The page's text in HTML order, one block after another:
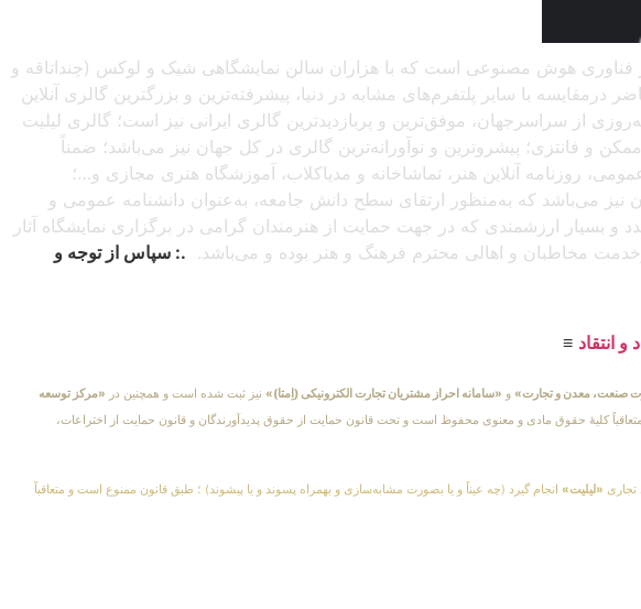
از فناوری هوش مصنوعی است که با هزاران سالن نمایشگاهی شیک و لوکس (چنداتاقه و
با سایر پلتفرم‌های مشابه در دنیا، پیشرفته‌ترین و بزرگترین گالری آنلاین
بیش از هزار بازدیدشبانه‌روزی از سراسرجهان، موفق‌ترین و پربازدیدترین گالری ایرانی نیز است؛ گالری لیلیت
و فانتزی؛ پیشروترین و نوآورانه‌ترین گالری در کل جهان نیز می‌باشد؛ ضمناً
روزنامه آنلاین هنر، تماشاخانه و مدیاکلاب، آموزشگاه هنری مجازی و…؛
نیز می‌باشد که به‌منظور ارتقای سطح دانش جامعه، به‌عنوان دانشنامه عمومی و
و بسیار ارزشمندی که در جهت حمایت از هنرمندان گرامی در برگزاری نمایشگاه آثار
درخدمت مخاطبان و اهالی محترم فرهنگ و هنر بوده و می‌باشد. .: سپاس از توجه و
و انتقاد ≡
صنعت، معدن و تجارت» و «سامانه احراز مشتریان تجارت الکترونیکی (اِمتا)» نیز ثبت شده است و همچنین در «مرکز توسعه
نیز به ثبت رسیده است؛ متعاقباً کلیهٔ حقوق مادی و معنوی محفوظ است و تحت قانون حمایت از حقوق پدیدآورندگان و قانون حمایت از اختراعات،
تجاری «لیلیت» انجام گیرد (چه عیناً و یا بصورت مشابه‌سازی و بهمراه پسوند و یا پیشوند) ؛ طبق قانون ممنوع است و متعاقباً